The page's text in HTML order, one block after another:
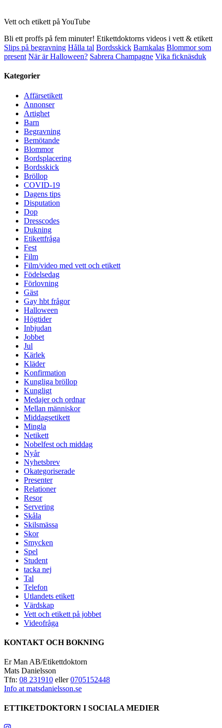
Vett och etikett på YouTube
Bli ett proffs på fem minuter! Etikettdoktorns videos i vett & etikett
Slips på begravning Hålla tal Bordsskick Barnkalas Blommor som
present När är Halloween? Sabrera Champagne Vika ficknäsduk
Kategorier
Affärsetikett
Annonser
Artighet
Barn
Begravning
Bemötande
Blommor
Bordsplacering
Bordsskick
Bröllop
COVID-19
Dagens tips
Disputation
Dop
Dresscodes
Dukning
Etikettfråga
Fest
Film
Film/video med vett och etikett
Födelsedag
Förlovning
Gäst
Gay hbt frågor
Halloween
Högtider
Inbjudan
Jobbet
Jul
Kärlek
Kläder
Konfirmation
Kungliga bröllop
Kungligt
Medajer och ordnar
Mellan människor
Middagsetikett
Mingla
Netikett
Nobelfest och middag
Nyår
Nyhetsbrev
Okategoriserade
Presenter
Relationer
Resor
Servering
Skåla
Skilsmässa
Skor
Smycken
Spel
Student
tacka nej
Tal
Telefon
Utlandets etikett
Värdskap
Vett och etikett på jobbet
Videofråga
KONTAKT OCH BOKNING
Er Man AB/Etikettdoktorn
Mats Danielsson
Tfn: 08 231910 eller0705152448
Info at matsdanielsson.se
ETTIKETDOKTORN I SOCIALA MEDIER